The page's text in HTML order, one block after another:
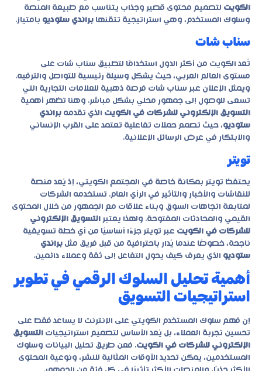
الكويت لتصميم محتوى قصير وجذاب يتناسب مع طبيعة المنصة
وسلوك المستخدم، وهي استراتيجية تتقنها براندي ستوديو بامتياز.
سناب شات
تُعد الكويت من أكثر الدول استخدامًا لتطبيق سناب شات على
مستوى العالم العربي، حيث يشكل وسيلة رئيسية للتواصل والترفيه.
ويمثل الإعلان عبر سناب شات فرصة ذهبية للعلامات التجارية التي
تسعى للوصول إلى جمهور محلي بشكل مباشر. وهنا تظهر أهمية
التسويق الإلكتروني للشركات في الكويت الذي تقدمه براندي
ستوديو، حيث تصمم حملات تفاعلية تعتمد على القرب الإنساني
والابتكار في عرض الرسائل الإعلانية.
تويتر
يحتفظ تويتر بمكانة خاصة في المجتمع الكويتي، إذ يُعد منصة
للنقاشات والأخبار والتأثير في الرأي العام. تستخدمه الشركات
لمتابعة اتجاهات السوق وبناء علاقات مع الجمهور من خلال المحتوى
القيمي والمحادثات المفتوحة. ولهذا يعتبر التسويق الإلكتروني
للشركات في الكويت عبر تويتر جزءًا أساسيًا من أي خطة تسويقية
ناجحة، خصوصًا عندما يُدار باحترافية من قبل فريق مثل براندي
ستوديو الذي يعرف كيف يحول التفاعل إلى ثقة وعملاء دائمين.
أهمية تحليل السلوك الرقمي في تطوير
استراتيجيات التسويق
إن فهم سلوك المستخدم الكويتي على الإنترنت لا يساعد فقط على
تحسين تجربة العملاء، بل يُعد الأساس لتصميم استراتيجيات التسويق
الإلكتروني للشركات في الكويت. فعن طريق تحليل البيانات وسلوك
المستخدمين، يمكن تحديد الأوقات المثالية للنشر، ونوعية المحتوى